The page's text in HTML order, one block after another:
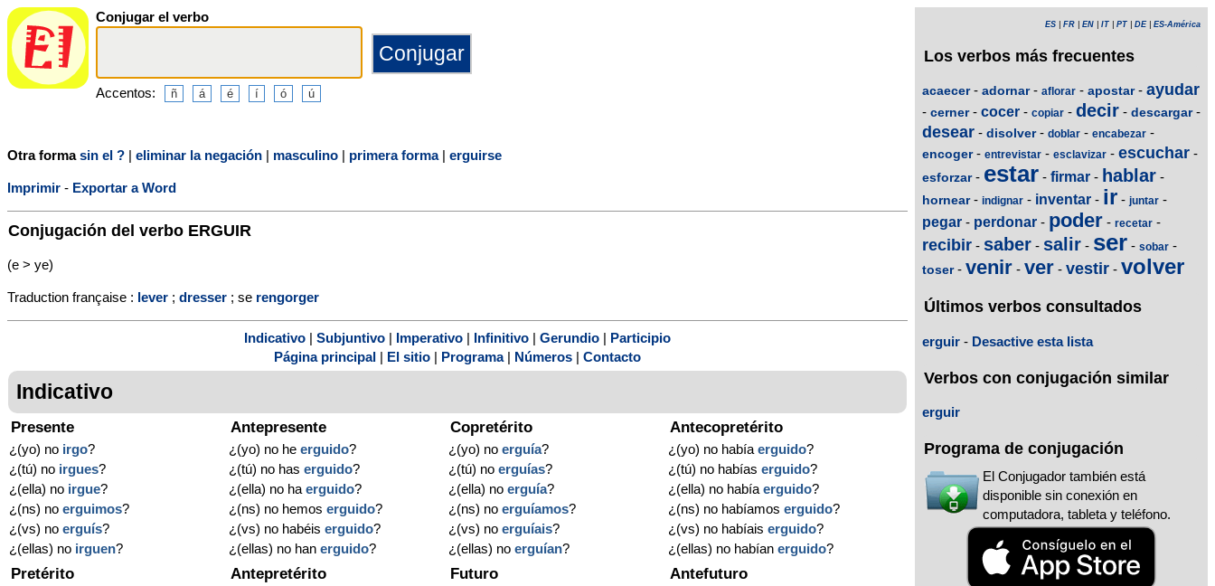
Conjugar el verbo
Accentos:
Otra formasin el ? | eliminar la negación | masculino | primera forma| erguirse
Imprimir - Exportar a Word
Conjugación del verbo ERGUIR
(e > ye)
Traduction française : lever ; dresser ; se rengorger
Indicativo | Subjuntivo | Imperativo | Infinitivo | Gerundio | Participio
Página principal | El sitio | Programa| Números | Contacto
Indicativo
Presente
¿(yo) no irgo?
¿(tú) no irgues?
¿(ella) no irgue?
¿(ns) no erguimos?
¿(vs) no erguís?
¿(ellas) no irguen?
Antepresente
¿(yo) no heerguido?
¿(tú) no haserguido?
¿(ella) no haerguido?
¿(ns) no hemoserguido?
¿(vs) no habéiserguido?
¿(ellas) no hanerguido?
Copretérito
¿(yo) noerguía?
¿(tú) noerguías?
¿(ella) noerguía?
¿(ns) noerguíamos?
¿(vs) noerguíais?
¿(ellas) noerguían?
Antecopretérito
¿(yo) no habíaerguido?
¿(tú) no habíaserguido?
¿(ella) no habíaerguido?
¿(ns) no habíamoserguido?
¿(vs) no habíaiserguido?
¿(ellas) no habíanerguido?
Pretérito Antepretérito Futuro Antefuturo
ES FR EN IT PT DE| ES-América
Los verbos más frecuentes
acaecer- adornar- aflorar - apostar- ayudar
- cerner- cocer - copiar - decir - descargar-
desear - disolver- doblar - encabezar -
encoger- entrevistar - esclavizar - escuchar -
esforzar- estar - firmar - hablar -
hornear- indignar - inventar - ir - juntar -
pegar - perdonar - poder - recetar -
recibir - saber - salir - ser - sobar -
toser- venir - ver - vestir - volver
Últimos verbos consultados
erguir - Desactive esta lista
Verbos con conjugación similar
erguir
Programa de conjugación
El Conjugador también está
disponible sin conexión en
computadora, tableta y teléfono.